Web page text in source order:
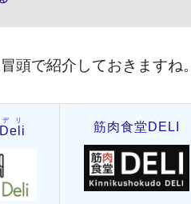
頭で紹介しておきますね。
リ 筋肉食堂DELI